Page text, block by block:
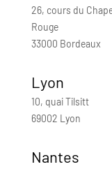
26, cours du
Rouge
33000 Bordeaux
Lyon
10, quai Tilsitt
69002 Lyon
Nantes